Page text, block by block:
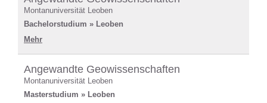
Montanuniversität Leoben
Bachelorstudium » Leoben
Mehr
Angewandte Geowissenschaften
Montanuniversität Leoben
Masterstudium » Leoben